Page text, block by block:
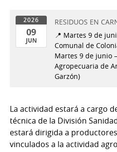
2026
09
JUN
RESIDUOS EN
📍 Martes 9 de
Comunal de
Martes 9 de junio
Agropecuaria de
Garzón)
La actividad estará a cargo
técnica de la División
estará dirigida a
vinculados a la actividad